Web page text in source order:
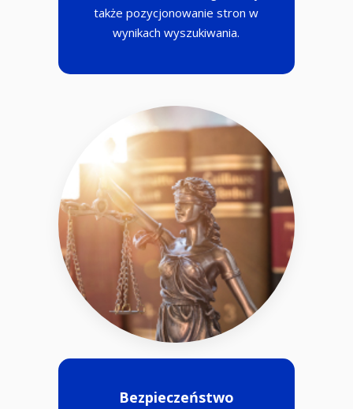
także pozycjonowanie stron w
wynikach wyszukiwania.
Bezpieczeństwo